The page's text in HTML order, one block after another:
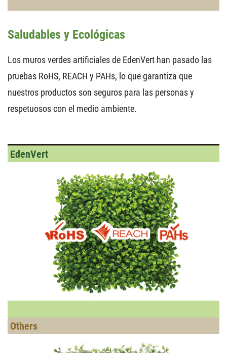
Saludables y Ecológicas
Los muros verdes artificiales de EdenVert han pasado las
pruebas RoHS, REACH y PAHs, lo que garantiza que
nuestros productos son seguros para las personas y
respetuosos con el medio ambiente.